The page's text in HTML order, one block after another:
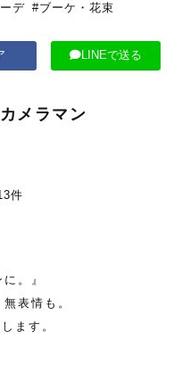
デ #ブーケ・花束
LINEで送る
メラマン
件
。』
表情も。
ます。